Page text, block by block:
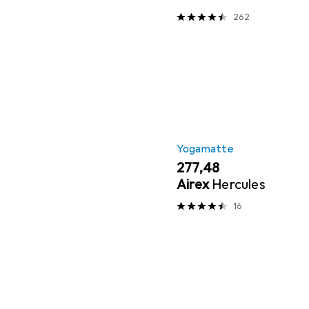
262
Yogamatte
EUR
277,48
Airex Hercules
16